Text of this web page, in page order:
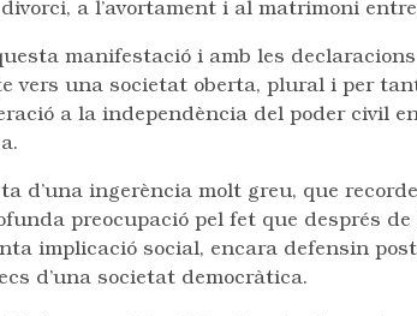
a l’avortament i al matrimoni
manifestació i amb les
vers una societat oberta, plural i per
a la independència del poder civil
d’una ingerència molt greu, que
preocupació pel fet que després
implicació social, encara defensin
d’una societat democràtica.